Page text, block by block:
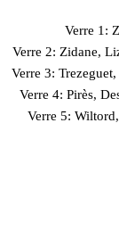
Verre 1:
Verre 2: Zidane,
Verre 3:
Verre 4: Pirès,
Verre 5: